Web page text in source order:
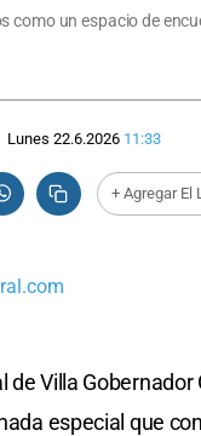
como un espacio de
Lunes 22.6.2026 11:33
+ Agregar El
de Villa
especial que